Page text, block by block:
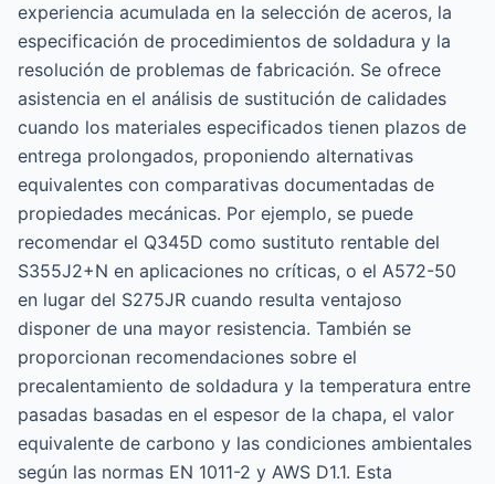
experiencia acumulada en la selección de aceros, la
especificación de procedimientos de soldadura y la
resolución de problemas de fabricación. Se ofrece
asistencia en el análisis de sustitución de calidades
cuando los materiales especificados tienen plazos de
entrega prolongados, proponiendo alternativas
equivalentes con comparativas documentadas de
propiedades mecánicas. Por ejemplo, se puede
recomendar el Q345D como sustituto rentable del
S355J2+N en aplicaciones no críticas, o el A572-50
en lugar del S275JR cuando resulta ventajoso
disponer de una mayor resistencia. También se
proporcionan recomendaciones sobre el
precalentamiento de soldadura y la temperatura entre
pasadas basadas en el espesor de la chapa, el valor
equivalente de carbono y las condiciones ambientales
según las normas EN 1011-2 y AWS D1.1. Esta